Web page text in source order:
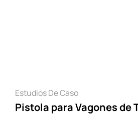
Estudios De Caso
Pistola para Vagones de